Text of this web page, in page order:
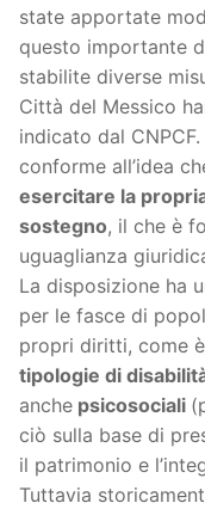
state apportate
questo importante
stabilite diverse
Città del Messico
indicato dal
conforme all’idea
esercitare la
sostegno, il che è
uguaglianza
La disposizione ha
per le fasce di
propri diritti, come
tipologie di
anche psicosociali
ciò sulla base di
il patrimonio e
Tuttavia